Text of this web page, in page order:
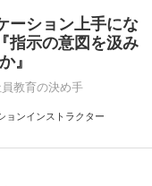
ション上手にな
指示の意図を汲み
』
教育の決め手
ョンインストラクター